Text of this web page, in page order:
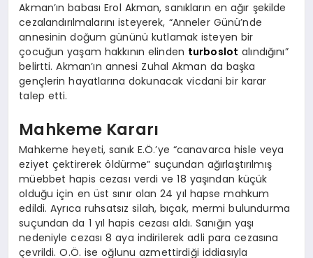
Akman’ın babası Erol Akman, sanıkların en ağır şekilde
cezalandırılmalarını isteyerek, “Anneler Günü’nde
annesinin doğum gününü kutlamak isteyen bir
çocuğun yaşam hakkının elinden turboslot alındığını”
belirtti. Akman’ın annesi Zuhal Akman da başka
gençlerin hayatlarına dokunacak vicdani bir karar
talep etti.
Mahkeme Kararı
Mahkeme heyeti, sanık E.Ö.’ye “canavarca hisle veya
eziyet çektirerek öldürme” suçundan ağırlaştırılmış
müebbet hapis cezası verdi ve 18 yaşından küçük
olduğu için en üst sınır olan 24 yıl hapse mahkum
edildi. Ayrıca ruhsatsız silah, bıçak, mermi bulundurma
suçundan da 1 yıl hapis cezası aldı. Sanığın yaşı
nedeniyle cezası 8 aya indirilerek adli para cezasına
çevrildi. O.Ö. ise oğlunu azmettirdiği iddiasıyla